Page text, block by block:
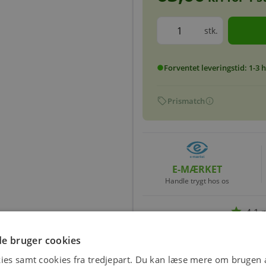
stk.
circleForventet leveringstid: 1-3
sellPrismatchinfo
E-MÆRKET
Handle trygt hos os
star4.1
bruger cookies
samt cookies fra tredjepart. Du kan læse mere om brugen